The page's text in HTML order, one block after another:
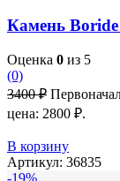
Камень
Оценка 0 из 5
(0)
3400₽
цена: 2800 ₽.
В корзину
Артикул: 36835
-19%